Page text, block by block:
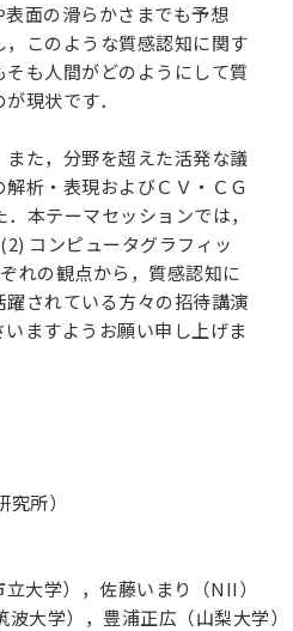
面の滑らかさまでも予想
このような質感認知に関す
も人間がどのようにして質
現状です．
た，分野を超えた活発な議
析・表現およびＣＶ・ＣＧ
本テーマセッションでは，
コンピュータグラフィッ
れの観点から，質感認知に
されている方々の招待講演
ますようお願い申し上げま
所）
大学），佐藤いまり（NII）
大学），豊浦正広（山梨大学）